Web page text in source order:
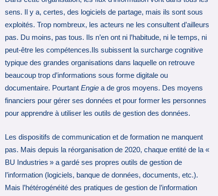
sens. Il y a, certes, des logiciels de partage, mais ils sont sous
exploités. Trop nombreux, les acteurs ne les consultent d’ailleurs
pas. Du moins, pas tous. Ils n’en ont ni l’habitude, ni le temps, ni
peut-être les compétences.Ils subissent la surcharge cognitive
typique des grandes organisations dans laquelle on retrouve
beaucoup trop d’informations sous forme digitale ou
documentaire. Pourtant Engie a de gros moyens. Des moyens
financiers pour gérer ses données et pour former les personnes
pour apprendre à utiliser les outils de gestion des données.
Les dispositifs de communication et de formation ne manquent
pas. Mais depuis la réorganisation de 2020, chaque entité de la «
BU Industries » a gardé ses propres outils de gestion de
l’information (logiciels, banque de données, documents, etc.).
Mais l’hétérogénéité des pratiques de gestion de l’information